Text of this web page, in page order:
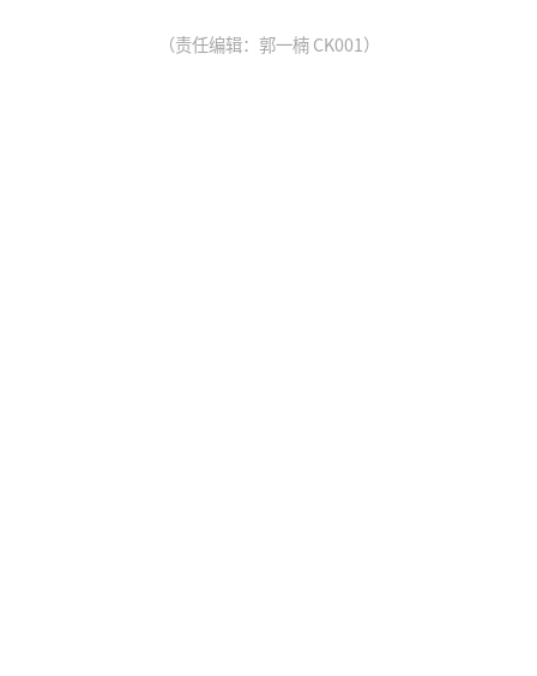
（责任编辑：郭一楠 CK001）